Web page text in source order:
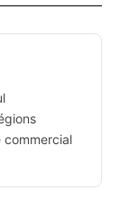
commercial